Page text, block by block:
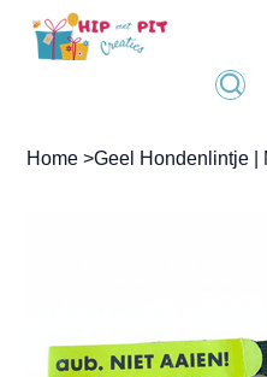
Home >Geel Hondenlintje |